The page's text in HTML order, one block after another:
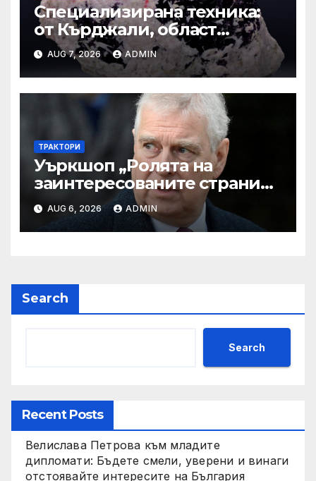
Специализирана техника:
от Кърджали, област
Кърджали Втора ръка и
нови с ТОП цени онлайн от
цяла България — Bazar.bg
AUG 7, 2026 ADMIN
ТРАКТОРИ
Уъркшоп „Ролята на
заинтересованите страни
във външното осигуряване
на качеството“
AUG 6, 2026 ADMIN
Search
Search
Recent Posts
Велислава Петрова към младите
дипломати: Бъдете смели, уверени и винаги
отстоявайте интересите на България